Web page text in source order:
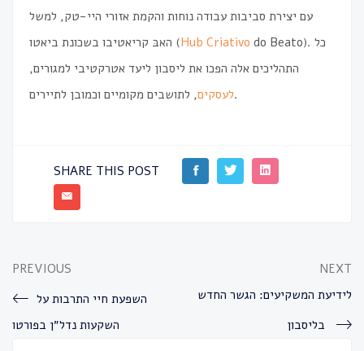
עם יצירת סביבות עבודה נוחות והקמת אזורי היי-טק, למשל
האבּ קריאטיבו בשכונת ביאטו (Hub Criativo do Beato). כל
התהליכים אלה הפכו את ליסבון ליעד אטרקטיבי למגורים,
לעסקים, לתושבים מקומיים וכמובן לתיירים.
SHARE THIS POST
PREVIOUS
השפעת חיי התרבות על
השקעות נדל״ן בפורטו
NEXT
לידיעת המשקיעים: הגשר החדש